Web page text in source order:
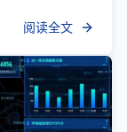
营运监管市场
阅读全文